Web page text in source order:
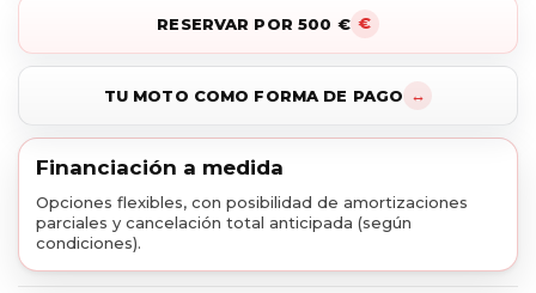
RESERVAR POR 500 €
TU MOTO COMO FORMA DE PAGO
Financiación a medida
Opciones flexibles, con posibilidad de amortizaciones
parciales y cancelación total anticipada (según
condiciones).